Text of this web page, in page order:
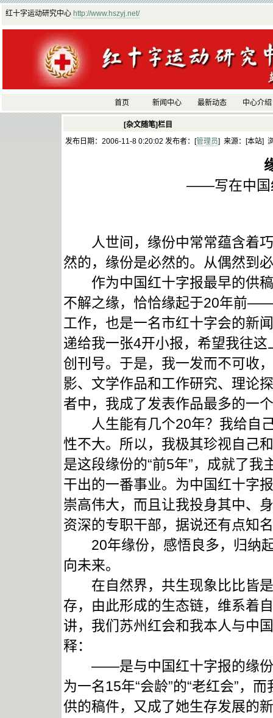
红十字运动研究中心 http://www.hszyj.net/
首页 新闻中心 最新动态 中心介绍
[杂文随笔]栏目
发布日期：2006-11-8 0:20:02 发布者：[管理员] 来源：[本站]
——写在中国
人世间，缘份中常常蕴含着巧
然的，缘份是必然的。从偶然到
作为中国红十字报最早的供稿
不解之缘，恰恰缘起于20年前
工作，也是一名市红十字会的新
递给我一张4开小报，希望我往
创刊号。于是，我一发而不可收
影、文学作品和工作研究、理论
者中，我成了发表作品最多的一
人生能有几个20年？我给自己
性不大。所以，我极其珍视自己
是这段缘份的“前5年”，成就了我
干出的一番事业。为中国红十字
崇高伟大，而且让我投身其中、
资深的专职干部，据说还有点知
20年缘份，感悟良多，归纳起
向未来。
在自然界，共生现象比比皆是
存，由此形成的生态链，维系着
讲，我们苏州红会和我本人与中
释：
——是与中国红十字报的缘份
为一名15年“会龄”的“老红会”，
供的稿件，又成了她生存发展的